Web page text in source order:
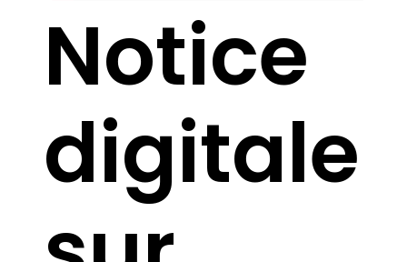
Notice
digitale